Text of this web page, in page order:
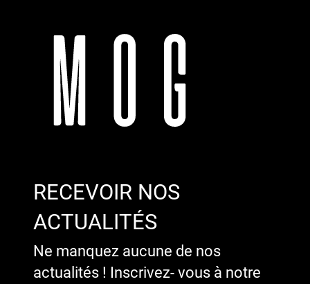
RECEVOIR NOS
ACTUALITÉS
Ne manquez aucune de nos
actualités ! Inscrivez- vous à notre